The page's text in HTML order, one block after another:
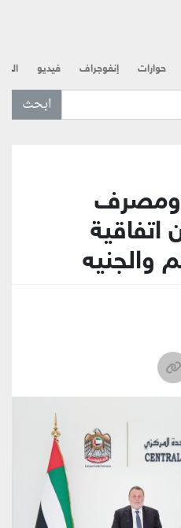
حوارات إنفوجراف فيديو
ومصرف
اتفاقية
والجنيه